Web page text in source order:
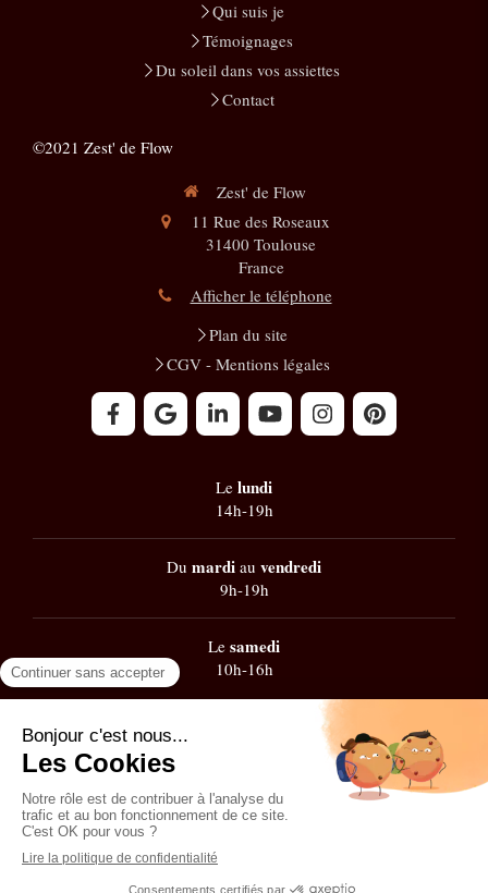
Qui suis je
Témoignages
Du soleil dans vos assiettes
Contact
©2021 Zest' de Flow
Zest' de Flow
11 Rue des Roseaux
31400 Toulouse
France
Afficher le téléphone
Plan du site
CGV - Mentions légales
Le lundi
14h-19h
Du mardi au vendredi
9h-19h
Le samedi
10h-16h
Google
101 avis
Contacter Zest' de Flow